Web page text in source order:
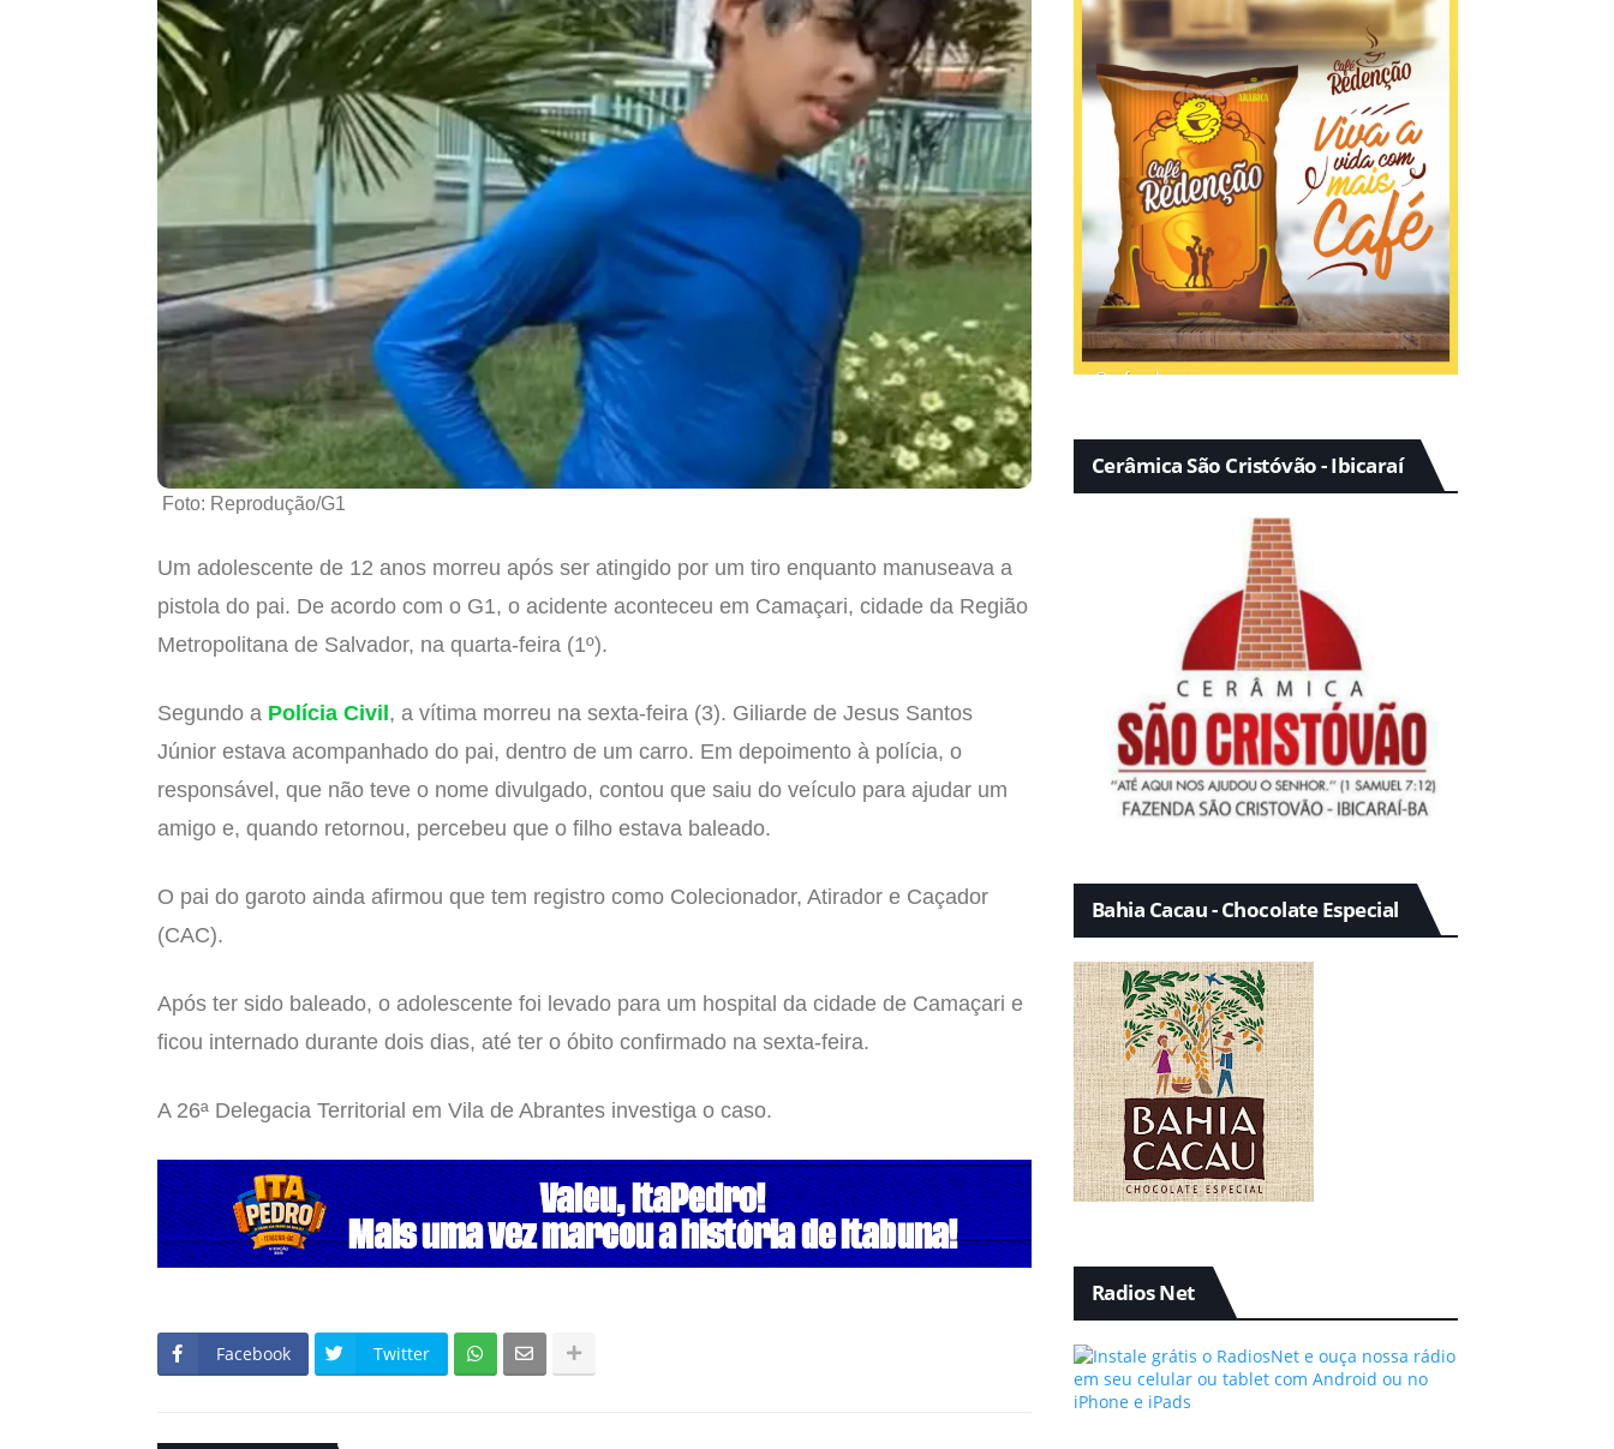
Foto: Reprodução/G1
Um adolescente de 12 anos morreu após ser atingido por um tiro enquanto manuseava a
pistola do pai. De acordo com o G1, o acidente aconteceu em Camaçari, cidade da Região
Metropolitana de Salvador, na quarta-feira (1º).
Segundo a Polícia Civil , a vítima morreu na sexta-feira (3). Giliarde de Jesus Santos
Júnior estava acompanhado do pai, dentro de um carro. Em depoimento à polícia, o
responsável, que não teve o nome divulgado, contou que saiu do veículo para ajudar um
amigo e, quando retornou, percebeu que o filho estava baleado.
O pai do garoto ainda afirmou que tem registro como Colecionador, Atirador e Caçador
(CAC).
Após ter sido baleado, o adolescente foi levado para um hospital da cidade de Camaçari e
ficou internado durante dois dias, até ter o óbito confirmado na sexta-feira.
A 26ª Delegacia Territorial em Vila de Abrantes investiga o caso.
Facebook Twitter
Cerâmica São Cristóvão - Ibicaraí
Bahia Cacau - Chocolate Especial
Radios Net